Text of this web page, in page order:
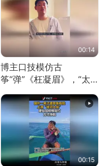
00:14
博主口技模仿古
筝“弹”《枉凝眉》，“太
像了～你是吃古筝长大的
吗？”“或将成为首位考级
不带古筝的选手。”（来
源：新华每日电讯）
00:15